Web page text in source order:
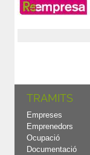
TRAMITS
Empreses
Emprenedors
Ocupació
Documentació